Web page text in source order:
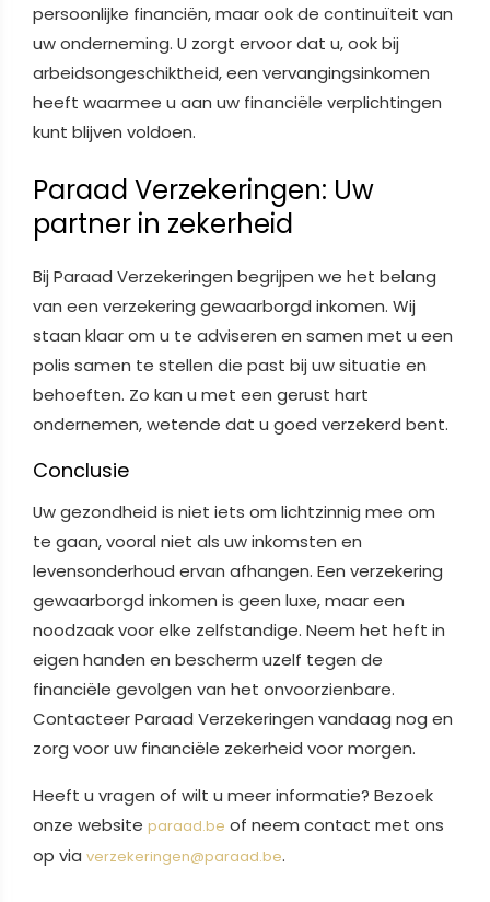
persoonlijke financiën, maar ook de continuïteit van
uw onderneming. U zorgt ervoor dat u, ook bij
arbeidsongeschiktheid, een vervangingsinkomen
heeft waarmee u aan uw financiële verplichtingen
kunt blijven voldoen.
Paraad Verzekeringen: Uw
partner in zekerheid
Bij Paraad Verzekeringen begrijpen we het belang
van een verzekering gewaarborgd inkomen. Wij
staan klaar om u te adviseren en samen met u een
polis samen te stellen die past bij uw situatie en
behoeften. Zo kan u met een gerust hart
ondernemen, wetende dat u goed verzekerd bent.
Conclusie
Uw gezondheid is niet iets om lichtzinnig mee om
te gaan, vooral niet als uw inkomsten en
levensonderhoud ervan afhangen. Een verzekering
gewaarborgd inkomen is geen luxe, maar een
noodzaak voor elke zelfstandige. Neem het heft in
eigen handen en bescherm uzelf tegen de
financiële gevolgen van het onvoorzienbare.
Contacteer Paraad Verzekeringen vandaag nog en
zorg voor uw financiële zekerheid voor morgen.
Heeft u vragen of wilt u meer informatie? Bezoek
onze website paraad.be of neem contact met ons
op via verzekeringen@paraad.be.